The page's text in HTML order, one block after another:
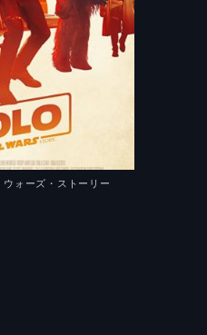
ォーズ・ストーリー